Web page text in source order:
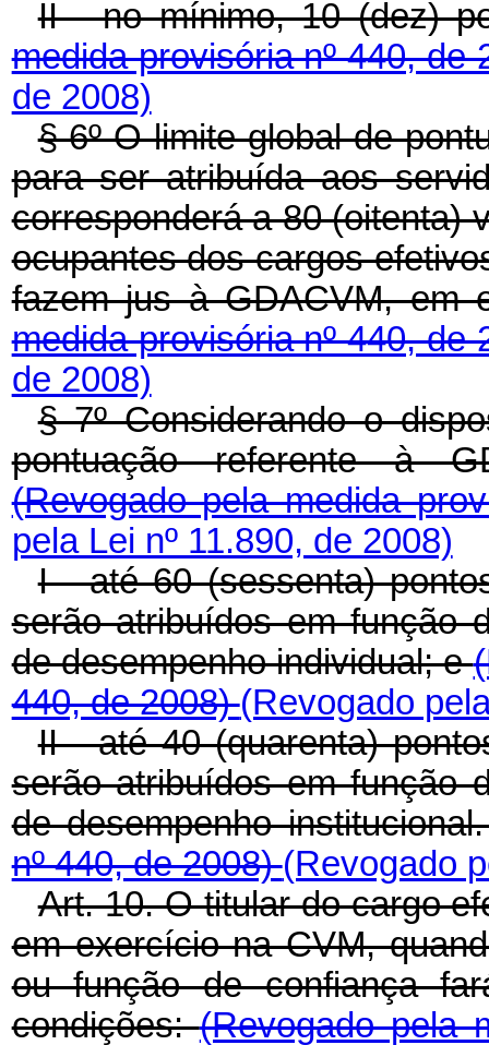
II - no mínimo, 10 (dez)
medida provisória nº 440, de
de 2008)
§ 6º O limite global de
para ser atribuída aos
corresponderá a 80 (oitenta)
ocupantes dos cargos
fazem jus à GDACVM, em
medida provisória nº 440, de
de 2008)
§ 7º Considerando o
pontuação referente à
(Revogado pela medida
pela Lei nº 11.890, de 2008)
I - até 60 (sessenta)
serão atribuídos em função
de desempenho individual; e
440, de 2008)(Revogado
II - até 40 (quarenta)
serão atribuídos em função
de desempenho
nº 440, de 2008)(Revogado
Art. 10. O titular do cargo
em exercício na CVM,
ou função de confiança
condições:(Revogado pela